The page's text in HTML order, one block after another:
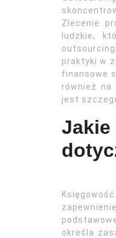
Zlecenie
ludzkie,
praktyki w
finansowe
również na
jest
Jakie
określa